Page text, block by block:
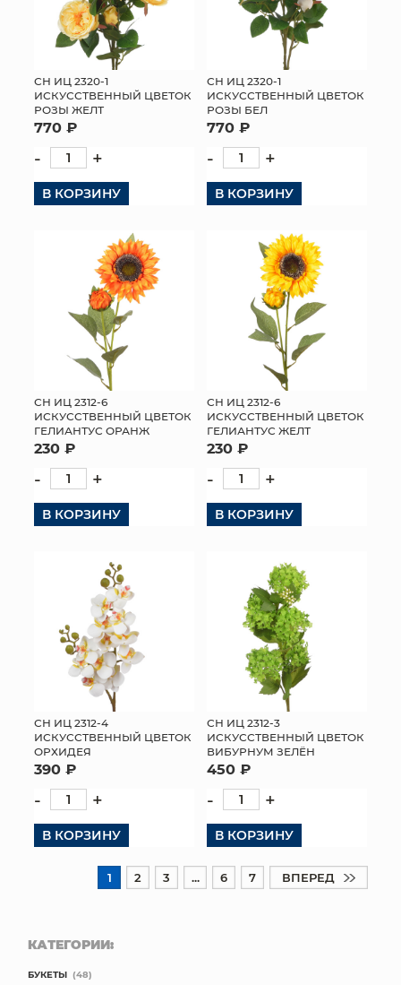
СН ИЦ 2320-1
ИСКУССТВЕННЫЙ ЦВЕТОК
РОЗЫ ЖЕЛТ
770 ₽
- +
В КОРЗИНУ
СН ИЦ 2320-1
ИСКУССТВЕННЫЙ ЦВЕТОК
РОЗЫ БЕЛ
770 ₽
- +
В КОРЗИНУ
СН ИЦ 2312-6
ИСКУССТВЕННЫЙ ЦВЕТОК
ГЕЛИАНТУС ОРАНЖ
230 ₽
- +
В КОРЗИНУ
СН ИЦ 2312-6
ИСКУССТВЕННЫЙ ЦВЕТОК
ГЕЛИАНТУС ЖЕЛТ
230 ₽
- +
В КОРЗИНУ
СН ИЦ 2312-4
ИСКУССТВЕННЫЙ ЦВЕТОК
ОРХИДЕЯ
390 ₽
- +
В КОРЗИНУ
СН ИЦ 2312-3
ИСКУССТВЕННЫЙ ЦВЕТОК
ВИБУРНУМ ЗЕЛЁН
450 ₽
- +
В КОРЗИНУ
1 2 3 ... 6 7 ВПЕРЕД
КАТЕГОРИИ:
БУКЕТЫ (48)